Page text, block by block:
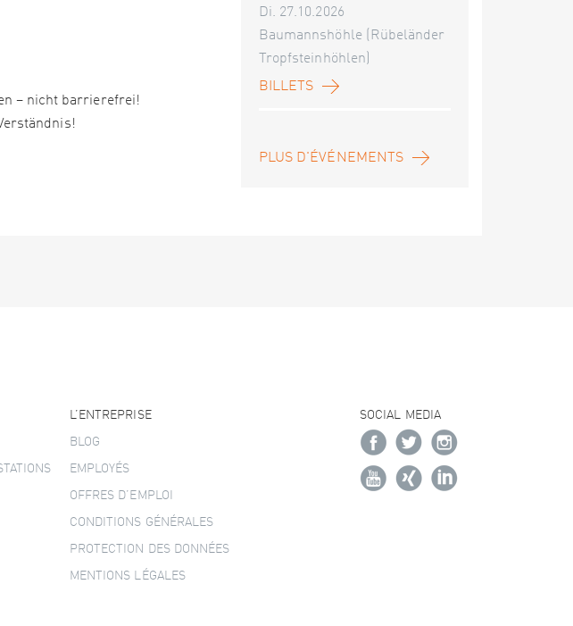
– nicht barrierefrei!
Di. 27.10.2026
Baumannshöhle (Rübeländer
Tropfsteinhöhlen)
BILLETS
PLUS D'ÉVÉNEMENTS
L’ENTREPRISE
BLOG
EMPLOYÉS
OFFRES D’EMPLOI
CONDITIONS GÉNÉRALES
PROTECTION DES DONNÉES
MENTIONS LÉGALES
SOCIAL MEDIA